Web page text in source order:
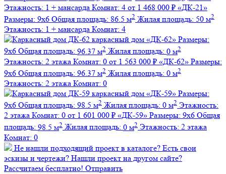
Этажность: 1 + мансарда Комнат: 4 от 1 468 000 ₽ «ДК-21»
Размеры: 9х6 Общая площадь: 86.5 м2 Жилая площадь: 50 м2
Этажность: 1 + мансарда Комнат: 4
каркасный дом «ДК-62» Размеры:
9х6 Общая площадь: 96.37 м2 Жилая площадь: 0 м2
Этажность: 2 этажа Комнат: 0 от 1 563 000 ₽ «ДК-62» Размеры:
9х6 Общая площадь: 96.37 м2 Жилая площадь: 0 м2
Этажность: 2 этажа Комнат: 0
каркасный дом «ДК-59» Размеры:
9х6 Общая площадь: 98.5 м2 Жилая площадь: 0 м2 Этажность:
2 этажа Комнат: 0 от 1 601 000 ₽ «ДК-59» Размеры: 9х6 Общая
площадь: 98.5 м2 Жилая площадь: 0 м2 Этажность: 2 этажа
Комнат: 0
Не нашли подходящий проект в каталоге? Есть свои
эскизы и чертежи? Нашли проект на другом сайте?
Рассчитаем бесплатно! Отправить